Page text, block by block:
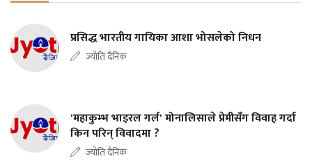
प्रसिद्ध भारतीय गायिका आशा भोसलेको निधन
ज्योति दैनिक
'महाकुम्भ भाइरल गर्ल' मोनालिसाले प्रेमीसँग विवाह गर्दा
किन परिन् विवादमा ?
ज्योति दैनिक